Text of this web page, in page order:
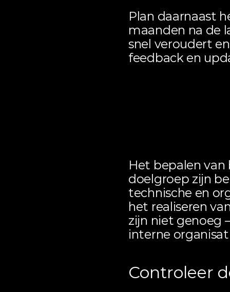
Plan daarnaast
maanden na de
snel veroudert
feedback en
Het bepalen
doelgroep zijn
technische en
het realiseren
zijn niet genoeg
interne
Controleer